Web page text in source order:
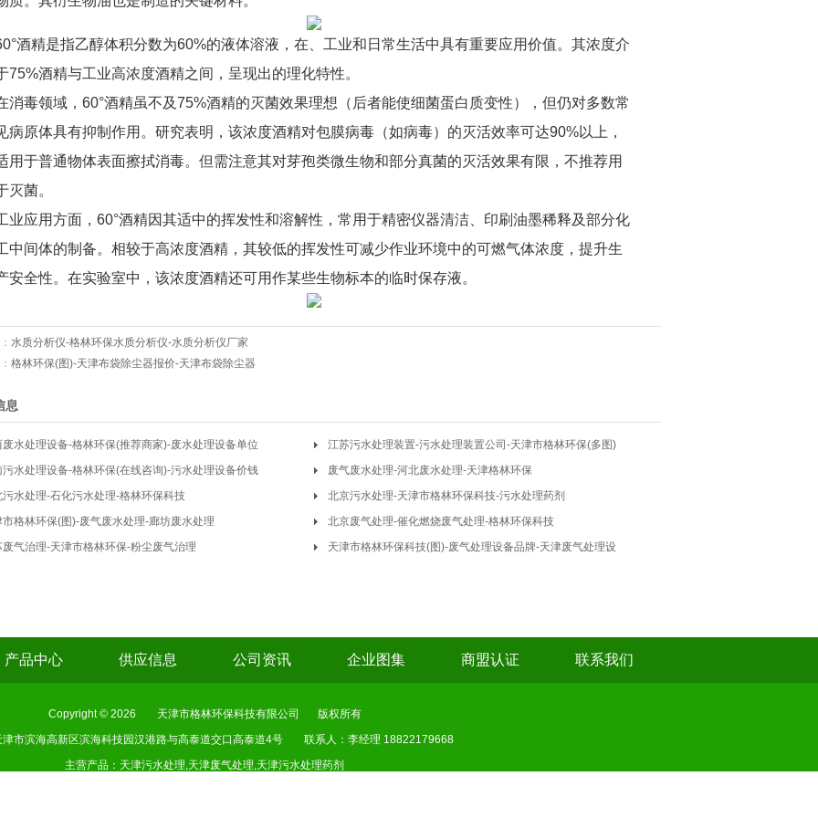
酒精是指乙醇体积分数为60%的液体溶液，在、工业和日常生活中具有重要应用价值。其浓度介
75%酒精与工业高浓度酒精之间，呈现出的理化特性。
消毒领域，60°酒精虽不及75%酒精的灭菌效果理想（后者能使细菌蛋白质变性），但仍对多数常
病原体具有抑制作用。研究表明，该浓度酒精对包膜病毒（如病毒）的灭活效率可达90%以上，
用于普通物体表面擦拭消毒。但需注意其对芽孢类微生物和部分真菌的灭活效果有限，不推荐用
灭菌。
业应用方面，60°酒精因其适中的挥发性和溶解性，常用于精密仪器清洁、印刷油墨稀释及部分化
中间体的制备。相较于高浓度酒精，其较低的挥发性可减少作业环境中的可燃气体浓度，提升生
安全性。在实验室中，该浓度酒精还可用作某些生物标本的临时保存液。
水质分析仪-格林环保水质分析仪-水质分析仪厂家
格林环保(图)-天津布袋除尘器报价-天津布袋除尘器
息
废水处理设备-格林环保(推荐商家)-废水处理设备单位
江苏污水处理装置-污水处理装置公司-天津市格林环保(多图)
污水处理设备-格林环保(在线咨询)-污水处理设备价钱
废气废水处理-河北废水处理-天津格林环保
污水处理-石化污水处理-格林环保科技
北京污水处理-天津市格林环保科技-污水处理药剂
市格林环保(图)-废气废水处理-廊坊废水处理
北京废气处理-催化燃烧废气处理-格林环保科技
废气治理-天津市格林环保-粉尘废气治理
天津市格林环保科技(图)-废气处理设备品牌-天津废气处理设
产品中心 供应信息 公司资讯 企业图集 商盟认证 联系我们
Copyright © 2026 天津市格林环保科技有限公司
版权所有
津市滨海高新区滨海科技园汉港路与高泰道交口高泰道4号
联系人：李经理 18822179668
主营产品：天津污水处理,天津废气处理,天津污水处理药剂